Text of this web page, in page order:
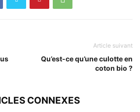
Article suivant
Qu’est-ce qu’une culotte en
coton bio ?
CONNEXES